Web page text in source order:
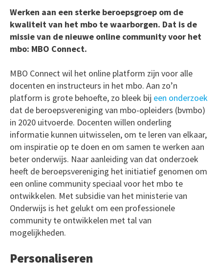
Werken aan een sterke beroepsgroep om de
kwaliteit van het mbo te waarborgen. Dat is de
missie van de nieuwe online community voor het
mbo: MBO Connect.
MBO Connect wil het online platform zijn voor alle
docenten en instructeurs in het mbo. Aan zo’n
platform is grote behoefte, zo bleek bij een onderzoek
dat de beroepsvereniging van mbo-opleiders (bvmbo)
in 2020 uitvoerde. Docenten willen onderling
informatie kunnen uitwisselen, om te leren van elkaar,
om inspiratie op te doen en om samen te werken aan
beter onderwijs. Naar aanleiding van dat onderzoek
heeft de beroepsvereniging het initiatief genomen om
een online community speciaal voor het mbo te
ontwikkelen. Met subsidie van het ministerie van
Onderwijs is het gelukt om een professionele
community te ontwikkelen met tal van
mogelijkheden.
Personaliseren